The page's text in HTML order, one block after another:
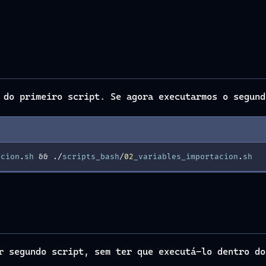
do primeiro script. Se agora executarmos o
. sh && ./scripts_bash/02 _variables_importacion . sh
segundo script, sem ter que executá-lo dentro